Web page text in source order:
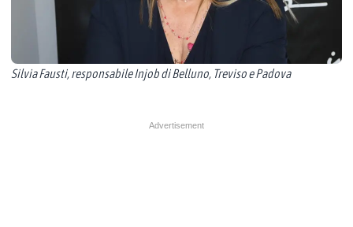
Silvia Fausti, responsabile Injob di Belluno, Treviso e Padova